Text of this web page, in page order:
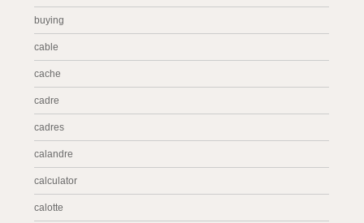
buying
cable
cache
cadre
cadres
calandre
calculator
calotte